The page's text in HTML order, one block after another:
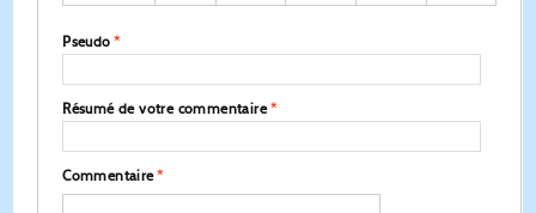
*
Pseudo
*
Résumé de votre commentaire
*
Commentaire